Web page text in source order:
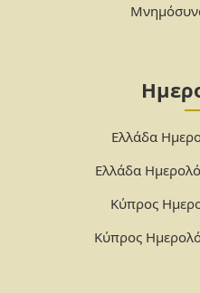
Ελλάδα
Ελλάδα
Κύπρος
Κύπρος